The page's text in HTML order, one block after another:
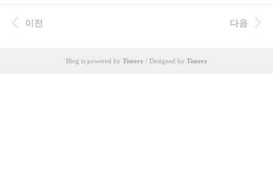
같긴 하다. 그들은 애플의 어떠한 단점이든 장점으로 승화시키는 능
력이 있다. 그런 의미에서 국내외적으로 맥빠가 일정 부분은 구매할
일반 PC에 터치스크린을 장착한 제품이었지만 ipad 는 아이팟/폰과
이전 다음
Blog is powered by Tistory / Designed by Tistory